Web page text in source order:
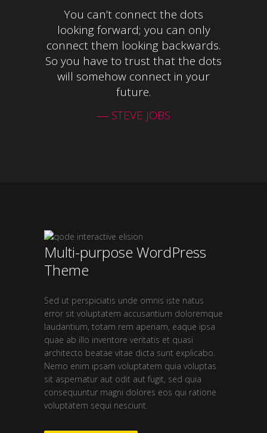
You can’t connect the dots
looking forward; you can only
connect them looking backwards.
So you have to trust that the dots
will somehow connect in your
future.
― STEVE JOBS
Multi-purpose WordPress
Theme
Sed ut perspiciatis unde omnis iste natus
error sit voluptatem accusantium doloremque
laudantium, totam rem aperiam, eaque ipsa
quae ab illo inventore veritatis et quasi
architecto beatae vitae dicta sunt explicabo.
Nemo enim ipsam voluptatem quia voluptas
sit aspernatur aut odit aut fugit, sed quia
consequuntur magni dolores eos qui ratione
voluptatem sequi nesciunt.